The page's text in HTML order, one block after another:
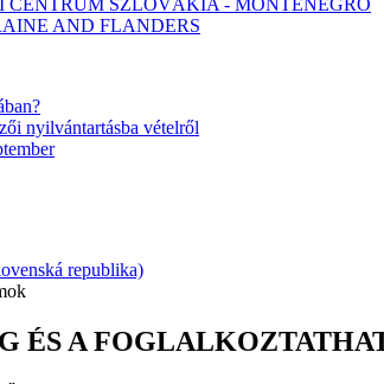
AND FLANDERS
nyilvántartásba vételről
ÉS A